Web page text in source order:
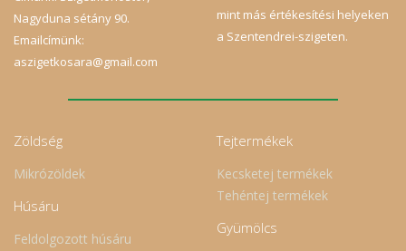
Nagyduna sétány 90.
Emailcímünk:
aszigetkosara@gmail.com
mint más értékesítési helyeken
a Szentendrei-szigeten.
Zöldség
Mikrózöldek
Húsáru
Feldolgozott húsáru
Tejtermékek
Kecsketej termékek
Tehéntej termékek
Gyümölcs